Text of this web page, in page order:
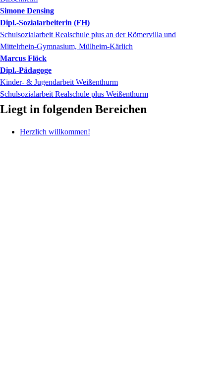
Simone Densing
Dipl.-Sozialarbeiterin (FH)
Schulsozialarbeit Realschule plus an der Römervilla und
Mittelrhein-Gymnasium, Mülheim-Kärlich
Marcus Flöck
Dipl.-Pädagoge
Kinder- & Jugendarbeit Weißenthurm
Schulsozialarbeit Realschule plus Weißenthurm
Liegt in folgenden Bereichen
Herzlich willkommen!